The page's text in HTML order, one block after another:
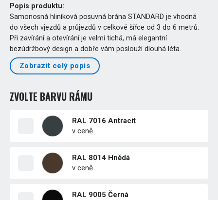
Popis produktu:
Samonosná hliníková posuvná brána STANDARD je vhodná
do všech vjezdů a průjezdů v celkové šířce od 3 do 6 metrů.
Při zavírání a otevírání je velmi tichá, má elegantní
bezúdržbový design a dobře vám poslouží dlouhá léta.
Zobrazit celý popis
ZVOLTE BARVU RÁMU
RAL 7016 Antracit
v ceně
RAL 8014 Hnědá
v ceně
RAL 9005 Černá